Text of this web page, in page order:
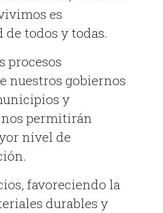
es
todos y todas.
procesos
nuestros gobiernos
y
permitirán
nivel de
favoreciendo la
durables y